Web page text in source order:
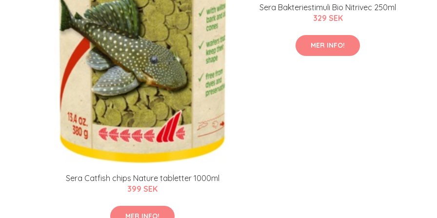
Sera Catfish chips Nature tabletter 1000ml
399 SEK
MER INFO!
Sera Bakteriestimuli Bio Nitrivec 250ml
329 SEK
MER INFO!